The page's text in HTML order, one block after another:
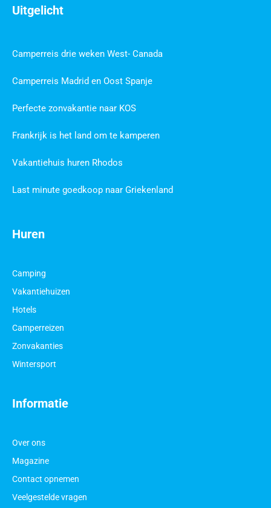
Informatie
Over ons
Magazine
Contact opnemen
Veelgestelde vragen
Huren
Camping
Vakantiehuizen
Hotels
Camperreizen
Zonvakanties
Wintersport
Uitgelicht
Camperreis drie weken West- Canada
Camperreis Madrid en Oost Spanje
Perfecte zonvakantie naar KOS
Frankrijk is het land om te kamperen
Vakantiehuis huren Rhodos
Last minute goedkoop naar Griekenland